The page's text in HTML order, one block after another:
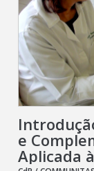
e
Aplicada